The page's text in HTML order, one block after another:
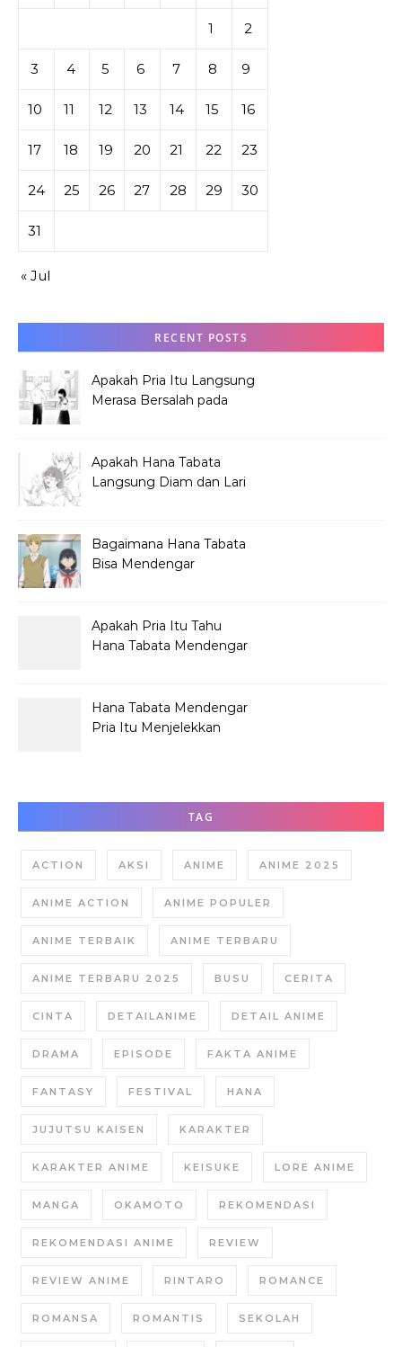
1 2
3 4 5 6 7 8 9
10 11 12 13 14 15 16
17 18 19 20 21 22 23
24 25 26 27 28 29 30
31
« Jul
RECENT POSTS
Apakah Pria Itu Langsung
Merasa Bersalah pada
Apakah Hana Tabata
Langsung Diam dan Lari
Bagaimana Hana Tabata
Bisa Mendengar
Apakah Pria Itu Tahu
Hana Tabata Mendengar
Hana Tabata Mendengar
Pria Itu Menjelekkan
TAG
ACTION AKSI ANIME ANIME 2025
ANIME ACTION ANIME POPULER
ANIME TERBAIK ANIME TERBARU
ANIME TERBARU 2025 BUSU CERITA
CINTA DETAILANIME DETAIL ANIME
DRAMA EPISODE FAKTA ANIME
FANTASY FESTIVAL HANA
JUJUTSU KAISEN KARAKTER
KARAKTER ANIME KEISUKE LORE ANIME
MANGA OKAMOTO REKOMENDASI
REKOMENDASI ANIME REVIEW
REVIEW ANIME RINTARO ROMANCE
ROMANSA ROMANTIS SEKOLAH